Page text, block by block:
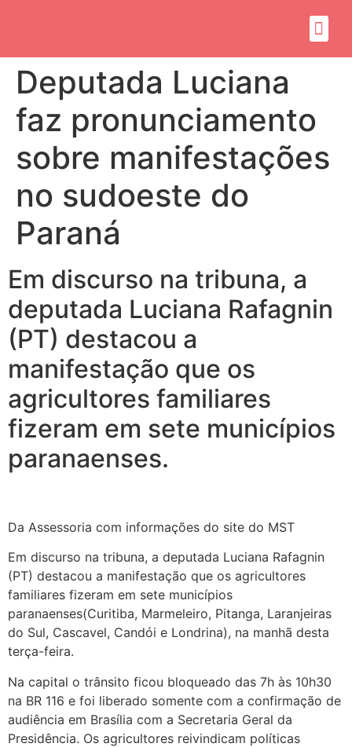
Deputada Luciana
faz pronunciamento
sobre manifestações
no sudoeste do
Paraná
Em discurso na tribuna, a
deputada Luciana Rafagnin
(PT) destacou a
manifestação que os
agricultores familiares
fizeram em sete municípios
paranaenses.
Da Assessoria com informações do site do MST
Em discurso na tribuna, a deputada Luciana Rafagnin
(PT) destacou a manifestação que os agricultores
familiares fizeram em sete municípios
paranaenses(Curitiba, Marmeleiro, Pitanga, Laranjeiras
do Sul, Cascavel, Candói e Londrina), na manhã desta
terça-feira.
Na capital o trânsito ficou bloqueado das 7h às 10h30
na BR 116 e foi liberado somente com a confirmação de
audiência em Brasília com a Secretaria Geral da
Presidência. Os agricultores reivindicam políticas